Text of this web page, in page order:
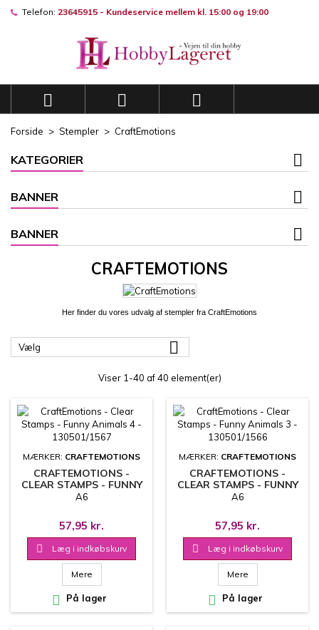
Telefon: 23645915 - Kundeservice mellem kl. 15:00 og 19:00
  
Forside Stempler CraftEmotions
KATEGORIER
BANNER
BANNER
CRAFTEMOTIONS
Her finder du vores udvalg af stempler fra CraftEmotions
Vælg 
Viser 1-40 af 40 element(er)
MÆRKER: CRAFTEMOTIONS
CRAFTEMOTIONS -
CLEAR STAMPS - FUNNY
ANIMALS 4 - 130501/1567
A6
57,95 kr.
 Læg i indkøbskurv
Mere
 På lager
MÆRKER: CRAFTEMOTIONS
CRAFTEMOTIONS -
CLEAR STAMPS - FUNNY
ANIMALS 3 - 130501/1566
A6
57,95 kr.
 Læg i indkøbskurv
Mere
 På lager
Opret en ny liste
((confirmMessage))
((cancelText)) ((modalDeleteText))
Du skal være logget på for at gemme produkter på din